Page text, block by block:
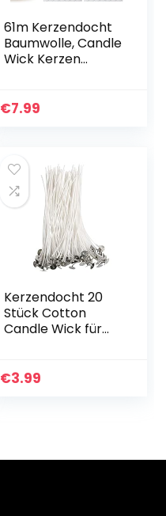
61m Kerzendocht
Baumwolle, Candle
Wick Kerzen
Geflochtene
€7.99
Kerzendocht 20
Stück Cotton
Candle Wick für
Candle DIY (10cm)
€3.99